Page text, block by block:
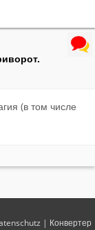
(в том числе
| Конвертер